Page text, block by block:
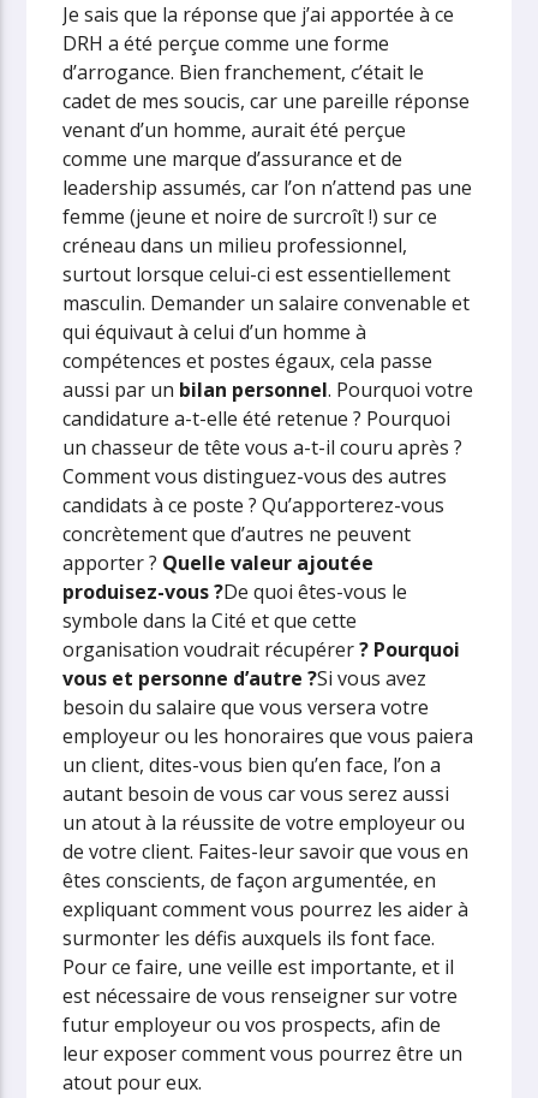
Je sais que la réponse que j’ai apportée à ce
DRH a été perçue comme une forme
d’arrogance. Bien franchement, c’était le
cadet de mes soucis, car une pareille réponse
venant d’un homme, aurait été perçue
comme une marque d’assurance et de
leadership assumés, car l’on n’attend pas une
femme (jeune et noire de surcroît !) sur ce
créneau dans un milieu professionnel,
surtout lorsque celui-ci est essentiellement
masculin. Demander un salaire convenable et
qui équivaut à celui d’un homme à
compétences et postes égaux, cela passe
aussi par un bilan personnel. Pourquoi votre
candidature a-t-elle été retenue ? Pourquoi
un chasseur de tête vous a-t-il couru après ?
Comment vous distinguez-vous des autres
candidats à ce poste ? Qu’apporterez-vous
concrètement que d’autres ne peuvent
apporter ? Quelle valeur ajoutée
produisez-vous ?De quoi êtes-vous le
symbole dans la Cité et que cette
organisation voudrait récupérer? Pourquoi
vous et personne d’autre ?Si vous avez
besoin du salaire que vous versera votre
employeur ou les honoraires que vous paiera
un client, dites-vous bien qu’en face, l’on a
autant besoin de vous car vous serez aussi
un atout à la réussite de votre employeur ou
de votre client. Faites-leur savoir que vous en
êtes conscients, de façon argumentée, en
expliquant comment vous pourrez les aider à
surmonter les défis auxquels ils font face.
Pour ce faire, une veille est importante, et il
est nécessaire de vous renseigner sur votre
futur employeur ou vos prospects, afin de
leur exposer comment vous pourrez être un
atout pour eux.